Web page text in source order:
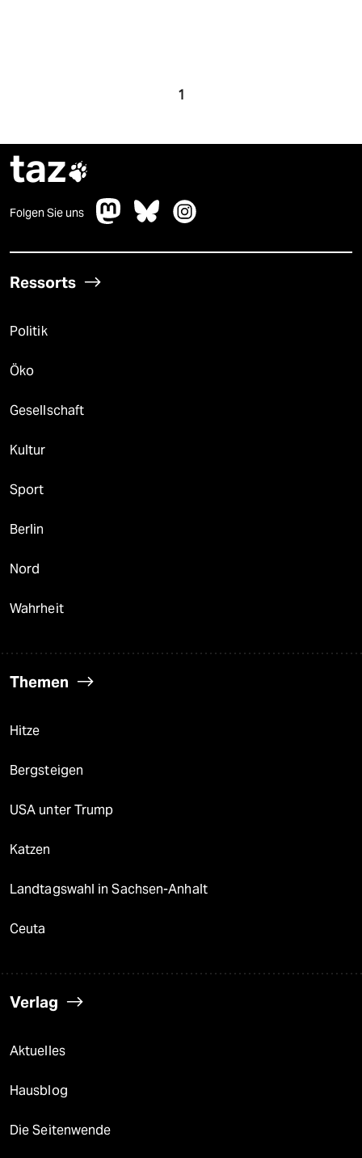
1
taz
Folgen Sie uns
Ressorts
Politik
Öko
Gesellschaft
Kultur
Sport
Berlin
Nord
Wahrheit
Themen
Hitze
Bergsteigen
USA unter Trump
Katzen
Landtagswahl in Sachsen-Anhalt
Ceuta
Verlag
Aktuelles
Hausblog
Die Seitenwende